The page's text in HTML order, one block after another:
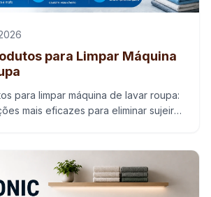
para Limpar Máquina
para limpar máquina de lavar roupa:
mais eficazes para eliminar sujeira,